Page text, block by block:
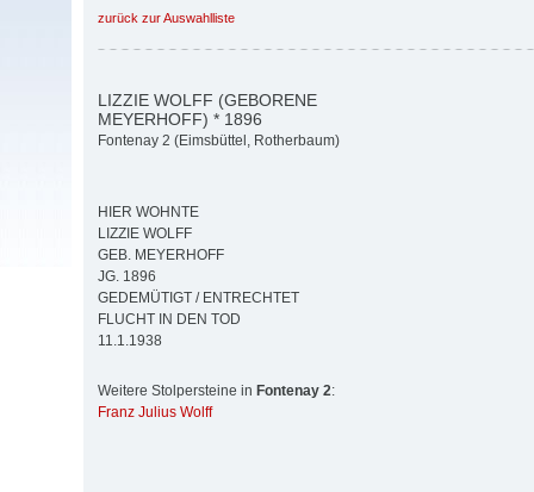
zurück zur Auswahlliste
LIZZIE WOLFF (GEBORENE
MEYERHOFF) * 1896
Fontenay 2 (Eimsbüttel, Rotherbaum)
HIER WOHNTE
LIZZIE WOLFF
GEB. MEYERHOFF
JG. 1896
GEDEMÜTIGT / ENTRECHTET
FLUCHT IN DEN TOD
11.1.1938
Weitere Stolpersteine in Fontenay 2:
Franz Julius Wolff